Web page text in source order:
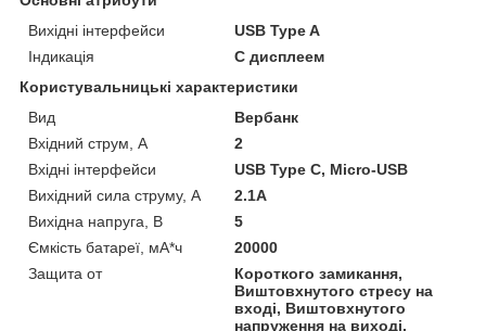
Вихідні інтерфейси
USB Type A
Індикація
С дисплеем
Користувальницькі характеристики
Вид
Вербанк
Вхідний струм, A
2
Вхідні інтерфейси
USB Type C, Micro-USB
Вихідний сила струму, А
2.1А
Вихідна напруга, В
5
Ємкість батареї, мА*ч
20000
Защита от
Короткого замикання,
Виштовхнутого стресу на
вході, Виштовхнутого
напруження на виході,